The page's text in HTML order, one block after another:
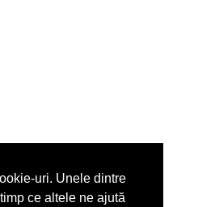
uri. Unele dintre
ce altele ne ajută